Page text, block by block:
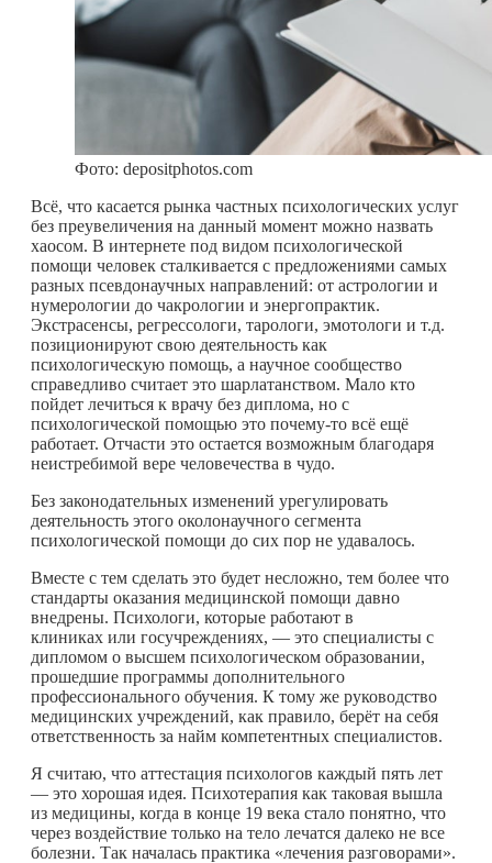
Фото: depositphotos.com
Всё, что касается рынка частных психологических услуг
без преувеличения на данный момент можно назвать
хаосом. В интернете под видом психологической
помощи человек сталкивается с предложениями самых
разных псевдонаучных направлений: от астрологии и
нумерологии до чакрологии и энергопрактик.
Экстрасенсы, регрессологи, тарологи, эмотологи и т.д.
позиционируют свою деятельность как
психологическую помощь, а научное сообщество
справедливо считает это шарлатанством. Мало кто
пойдет лечиться к врачу без диплома, но с
психологической помощью это почему-то всё ещё
работает. Отчасти это остается возможным благодаря
неистребимой вере человечества в чудо.
Без законодательных изменений урегулировать
деятельность этого околонаучного сегмента
психологической помощи до сих пор не удавалось.
Вместе с тем сделать это будет несложно, тем более что
стандарты оказания медицинской помощи давно
внедрены. Психологи, которые работают в
клиниках или госучреждениях, — это специалисты с
дипломом о высшем психологическом образовании,
прошедшие программы дополнительного
профессионального обучения. К тому же руководство
медицинских учреждений, как правило, берёт на себя
ответственность за найм компетентных специалистов.
Я считаю, что аттестация психологов каждый пять лет
— это хорошая идея. Психотерапия как таковая вышла
из медицины, когда в конце 19 века стало понятно, что
через воздействие только на тело лечатся далеко не все
болезни. Так началась практика «лечения разговорами».